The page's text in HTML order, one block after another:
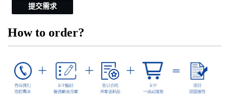
提交需求
How to order?